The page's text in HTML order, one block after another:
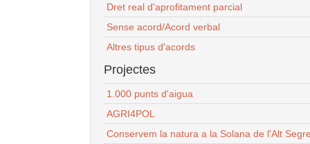
Dret real d'aprofitament parcial
Sense acord/Acord verbal
Altres tipus d'acords
Projectes
1.000 punts d'aigua
AGRI4POL
Conservem la natura a la Solana de l'Alt